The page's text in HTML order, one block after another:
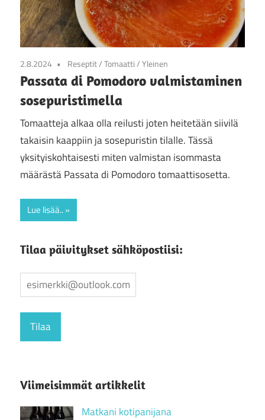
2.8.2024 Reseptit/Tomaatti/Yleinen
Passata di Pomodoro valmistaminen
sosepuristimella
Tomaatteja alkaa olla reilusti joten heitetään siivilä
takaisin kaappiin ja sosepuristin tilalle. Tässä
yksityiskohtaisesti miten valmistan isommasta
määrästä Passata di Pomodoro tomaattisosetta.
Lue lisää..
Tilaa päivitykset sähköpostiisi:
Viimeisimmät artikkelit
Matkani kotipanijana